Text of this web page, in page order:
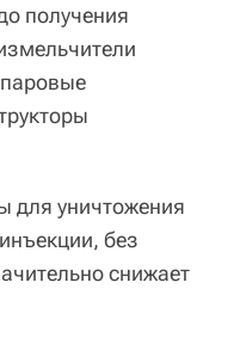
получения
для уничтожения
без
снижает